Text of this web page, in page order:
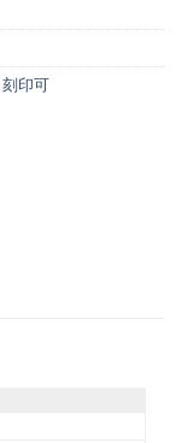
刻印可